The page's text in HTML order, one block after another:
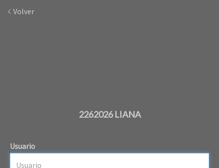
Volver
2262026 LIANA
Usuario